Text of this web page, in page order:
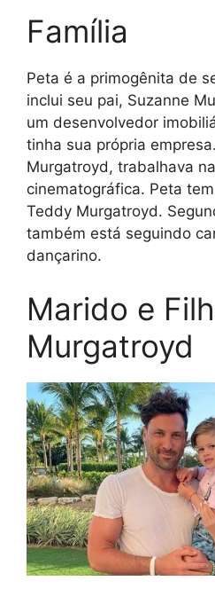
Família
Peta é a primogênita de
inclui seu pai, Suzanne
um desenvolvedor
tinha sua própria
Murgatroyd, trabalhava
cinematográfica. Peta
Teddy Murgatroyd.
também está seguindo
dançarino.
Marido e
Murgatroyd